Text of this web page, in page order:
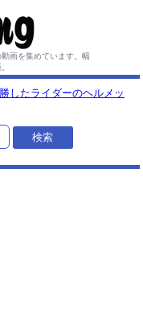
画を集めています。 幅
したライダーのヘルメッ